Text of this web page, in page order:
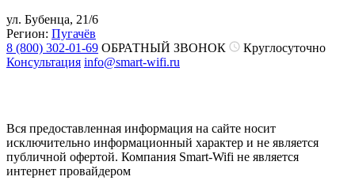
ул. Бубенца, 21/6
Регион: Пугачёв
8 (800) 302-01-69 ОБРАТНЫЙ ЗВОНОК
Круглосуточно
Консультация info@smart-wifi.ru
Вся предоставленная информация на сайте носит
исключительно информационный характер и не является
публичной офертой. Компания Smart-Wifi не является
интернет провайдером